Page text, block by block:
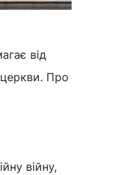
від
Про
війну,